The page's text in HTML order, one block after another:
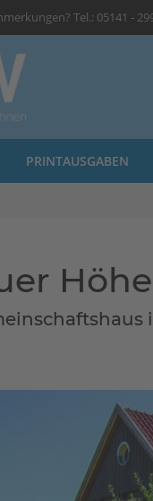
Tel.: 05141 -
PRINTAUSGABEN